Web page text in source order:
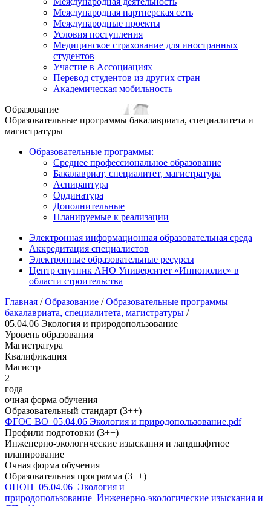
Международная партнерская сеть
Международные проекты
Условия поступления
Медицинское страхование для иностранных
студентов
Участие в Ассоциациях
Перевод студентов из других стран
Академическая мобильность
Образование
Образовательные программы бакалавриата, специалитета и
магистратуры
Образовательные программы:
Среднее профессиональное образование
Бакалавриат, специалитет, магистратура
Аспирантура
Ординатура
Дополнительные
Планируемые к реализации
Электронная информационная образовательная среда
Аккредитация специалистов
Электронные образовательные ресурсы
Центр спутник АНО Университет «Иннополис» в
области строительства
Главная /Образование /Образовательные программы
бакалавриата, специалитета, магистратуры /
05.04.06 Экология и природопользование
Уровень образования
Магистратура
Квалификация
Магистр
2
года
очная форма обучения
Образовательный стандарт (3++)
ФГОС ВО_05.04.06 Экология и природопользование.pdf
Профили подготовки (3++)
Инженерно-экологические изыскания и ландшафтное
планирование
Очная форма обучения
Образовательная программа (3++)
ОПОП_05.04.06_Экология и
природопользование_Инженерно-экологические изыскания и